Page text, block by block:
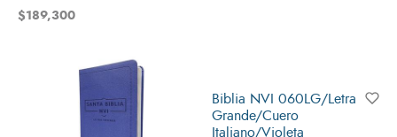
$189,300
Biblia NVI 060LG/Letra
Grande/Cuero
Italiano/Violeta